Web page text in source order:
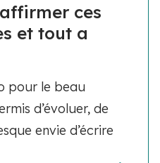
ces
et tout a
pour le beau
d’évoluer, de
envie d’écrire